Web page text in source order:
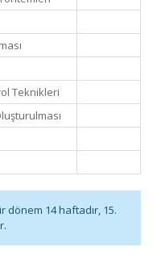
Teknikleri
14 haftadır, 15.